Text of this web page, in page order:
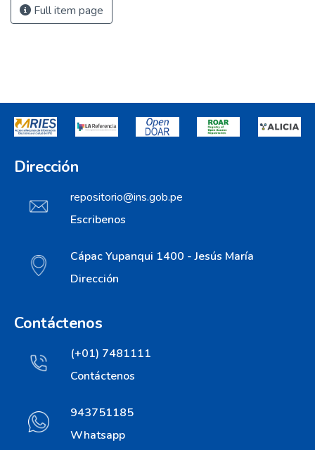
Full item page
Dirección
repositorio@ins.gob.pe
Escribenos
Cápac Yupanqui 1400 - Jesús María
Dirección
Contáctenos
(+01) 7481111
Contáctenos
943751185
Whatsapp